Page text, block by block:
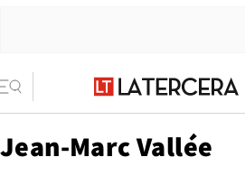
Jean-Marc Vallée